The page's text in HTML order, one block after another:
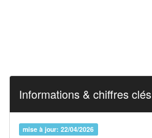
Informations & chiffres clés
mise à jour: 22/04/2026